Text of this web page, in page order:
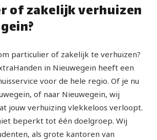
of zakelijk verhuizen
particulier of zakelijk te verhuizen?
in Nieuwegein heeft een
voor de hele regio. Of je nu
of naar Nieuwegein, wij
jouw verhuizing vlekkeloos verloopt.
beperkt tot één doelgroep. Wij
als grote kantoren van